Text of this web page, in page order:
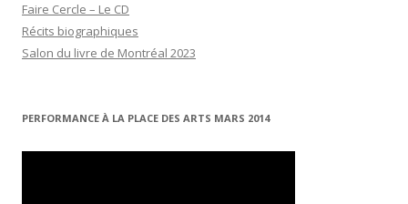
Faire Cercle – Le CD
Récits biographiques
Salon du livre de Montréal 2023
PERFORMANCE À LA PLACE DES ARTS MARS 2014